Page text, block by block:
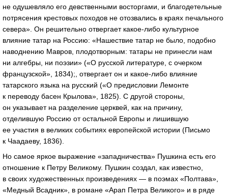
не одушевляло его девственными восторгами, и благодетельные
потрясения крестовых походов не отозвались в краях печального
севера». Он решительно отвергает какое-либо культурное
влияние татар на Россию: «Нашествие татар не было, подобно
наводнению Мавров, плодотворным: татары не принесли нам
ни алгебры, ни поэзии» («О русской литературе, с очерком
французской», 1834);, отвергает он и какое-либо влияние
татарского языка на русский («О предисловии Лемонте
к переводу басен Крылова», 1825). С другой стороны,
он указывает на разделение церквей, как на причину,
отделившую Россию от остальной Европы и лишившую
ее участия в великих событиях европейской истории (Письмо
к Чаадаеву, 1836).
Но самое яркое выражение «западничества» Пушкина есть его
отношение к Петру Великому. Пушкин создал, как известно,
в своих художественных произведениях — в поэмах «Полтава»,
«Медный Всадник», в романе «Арап Петра Великого» и в ряде